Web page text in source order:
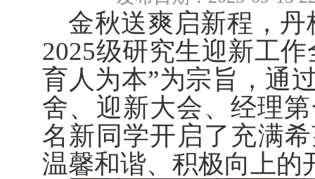
金秋送爽启新程，
2025级研究生迎新工
育人为本”为宗旨，通
舍、迎新大会、经理
名新同学开启了充满
温馨和谐、积极向上的